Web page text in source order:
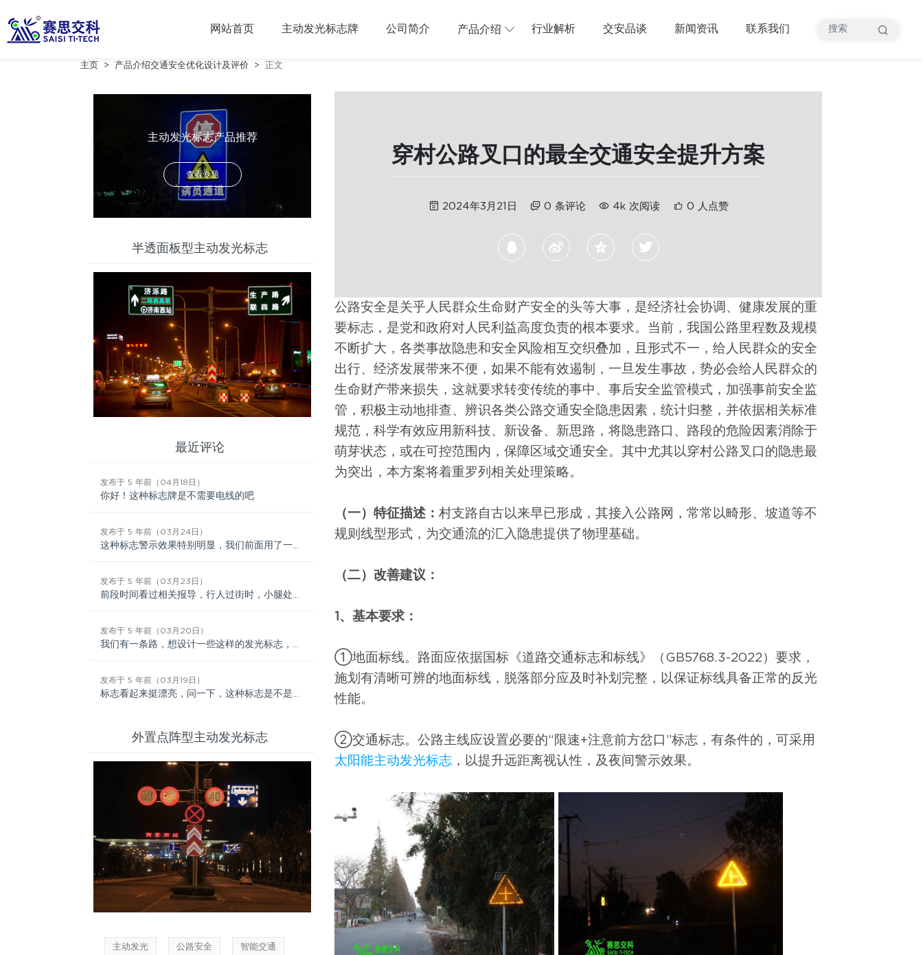
网站首页 主动发光标志牌 公司简介 产品介绍 行业解析 交安品谈 新闻资讯 联系我们
主页 产品介绍交通安全优化设计及评价 正文
主动发光标志产品推荐
查看专题
半透面板型主动发光标志
最近评论
发布于 5 年前（04月18日）
你好！这种标志牌是不需要电线的吧
发布于 5 年前（03月24日）
这种标志警示效果特别明显，我们前面用了一批。
发布于 5 年前（03月23日）
前段时间看过相关报导，行人过街时，小腿处的红色激光带看得很清晰，很远就知道有人过街了。价格如何？可否...
发布于 5 年前（03月20日）
我们有一条路，想设计一些这样的发光标志，能否提供结构说明和大样图参考？谢谢
发布于 5 年前（03月19日）
标志看起来挺漂亮，问一下，这种标志是不是一定要接电？我们想咨询下，那个地方没电，有没有办法？
外置点阵型主动发光标志
主动发光 公路安全 智能交通
穿村公路叉口的最全交通安全提升方案
2024年3月21日 0 条评论 4k 次阅读 0 人点赞
公路安全是关乎人民群众生命财产安全的头等大事，是经济社会协调、健康发展的重
要标志，是党和政府对人民利益高度负责的根本要求。当前，我国公路里程数及规模
不断扩大，各类事故隐患和安全风险相互交织叠加，且形式不一，给人民群众的安全
出行、经济发展带来不便，如果不能有效遏制，一旦发生事故，势必会给人民群众的
生命财产带来损失，这就要求转变传统的事中、事后安全监管模式，加强事前安全监
管，积极主动地排查、辨识各类公路交通安全隐患因素，统计归整，并依据相关标准
规范，科学有效应用新科技、新设备、新思路，将隐患路口、路段的危险因素消除于
萌芽状态，或在可控范围内，保障区域交通安全。其中尤其以穿村公路叉口的隐患最
为突出，本方案将着重罗列相关处理策略。
（一）特征描述：村支路自古以来早已形成，其接入公路网，常常以畸形、坡道等不
规则线型形式，为交通流的汇入隐患提供了物理基础。
（二）改善建议：
1、基本要求：
①地面标线。路面应依据国标《道路交通标志和标线》（GB5768.3-2022）要求，
施划有清晰可辨的地面标线，脱落部分应及时补划完整，以保证标线具备正常的反光
性能。
②交通标志。公路主线应设置必要的“限速+注意前方岔口”标志，有条件的，可采用
太阳能主动发光标志 ，以提升远距离视认性，及夜间警示效果。